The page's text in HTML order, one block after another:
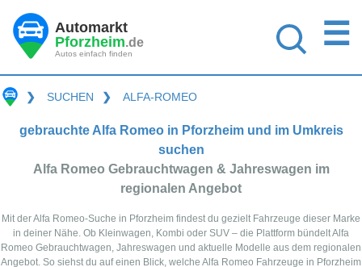
Automarkt
Pforzheim.de
Autos einfach finden
☰
❯ SUCHEN ❯ ALFA-ROMEO
gebrauchte Alfa Romeo in Pforzheim und im Umkreis
suchen
Alfa Romeo Gebrauchtwagen & Jahreswagen im
regionalen Angebot
Mit der Alfa Romeo-Suche in Pforzheim findest du gezielt Fahrzeuge dieser Marke
in deiner Nähe. Ob Kleinwagen, Kombi oder SUV – die Plattform bündelt Alfa
Romeo Gebrauchtwagen, Jahreswagen und aktuelle Modelle aus dem regionalen
Angebot. So siehst du auf einen Blick, welche Alfa Romeo Fahrzeuge in Pforzheim